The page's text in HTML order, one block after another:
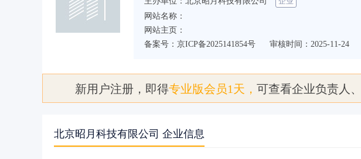
网站名称：
网站主页：
备案号：京ICP备2025141854号
审核时间：2025-11-24
新用户注册，即得专业版会员1天， 可查看企业负责人
北京昭月科技有限公司 企业信息